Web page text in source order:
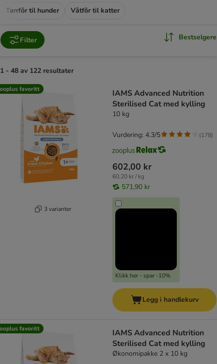
Tørrfôr til hunder Våtfôr til katter
Filter Bestselgere
1 - 48 av 122 resultater
product items have been changed
favoritt
3 varianter
IAMS Advanced Nutrition
Sterilised Cat med kylling
10 kg
602,00 kr
60,20 kr / kg
571,90 kr
Klikk her - spar -10%
Vurdering: 4.3/5 (178)
Legg i handlekurv
favoritt
IAMS Advanced Nutrition
Sterilised Cat med kylling
Økonomipakke 2 x 10 kg